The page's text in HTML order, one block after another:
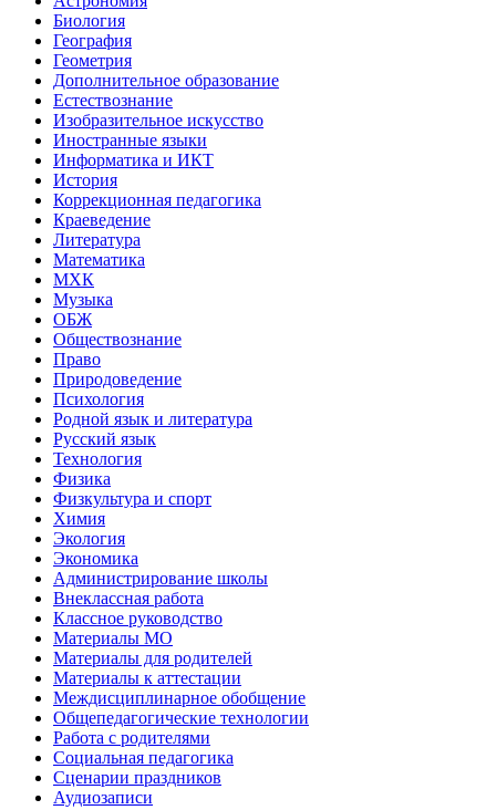
Биология
География
Геометрия
Дополнительное образование
Естествознание
Изобразительное искусство
Иностранные языки
Информатика и ИКТ
История
Коррекционная педагогика
Краеведение
Литература
Математика
МХК
Музыка
ОБЖ
Обществознание
Право
Природоведение
Психология
Родной язык и литература
Русский язык
Технология
Физика
Физкультура и спорт
Химия
Экология
Экономика
Администрирование школы
Внеклассная работа
Классное руководство
Материалы МО
Материалы для родителей
Материалы к аттестации
Междисциплинарное обобщение
Общепедагогические технологии
Работа с родителями
Социальная педагогика
Сценарии праздников
Аудиозаписи